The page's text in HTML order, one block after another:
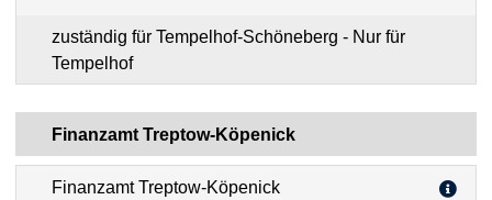
zuständig für Tempelhof-Schöneberg - Nur für
Tempelhof
Finanzamt Treptow-Köpenick
Finanzamt Treptow-Köpenick